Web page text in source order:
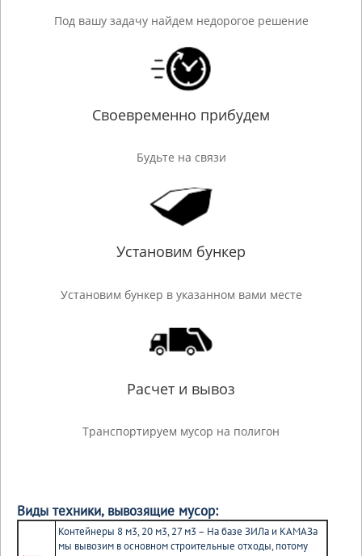
Под вашу задачу найдем недорогое решение
Своевременно прибудем
Будьте на связи
Установим бункер
Установим бункер в указанном вами месте
Расчет и вывоз
Транспортируем мусор на полигон
Виды техники, вывозящие мусор:
Контейнеры 8 м3, 20 м3, 27 м3 – На базе ЗИЛа и КАМАЗа
мы вывозим в основном строительные отходы, потому